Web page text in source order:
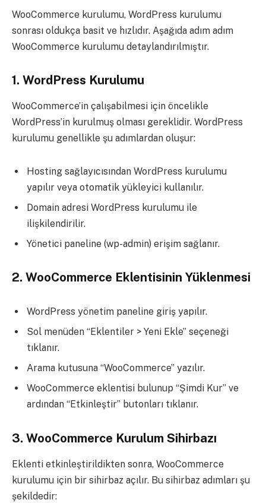
WooCommerce kurulumu, WordPress kurulumu
sonrası oldukça basit ve hızlıdır. Aşağıda adım adım
WooCommerce kurulumu detaylandırılmıştır.
1. WordPress Kurulumu
WooCommerce’in çalışabilmesi için öncelikle
WordPress’in kurulmuş olması gereklidir. WordPress
kurulumu genellikle şu adımlardan oluşur:
Hosting sağlayıcısından WordPress kurulumu
yapılır veya otomatik yükleyici kullanılır.
Domain adresi WordPress kurulumu ile
ilişkilendirilir.
Yönetici paneline (wp-admin) erişim sağlanır.
2. WooCommerce Eklentisinin Yüklenmesi
WordPress yönetim paneline giriş yapılır.
Sol menüden “Eklentiler > Yeni Ekle” seçeneği
tıklanır.
Arama kutusuna “WooCommerce” yazılır.
WooCommerce eklentisi bulunup “Şimdi Kur” ve
ardından “Etkinleştir” butonları tıklanır.
3. WooCommerce Kurulum Sihirbazı
Eklenti etkinleştirildikten sonra, WooCommerce
kurulumu için bir sihirbaz açılır. Bu sihirbaz adımları şu
şekildedir: